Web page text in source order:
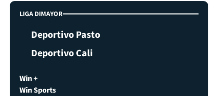
LIGA DIMAYOR
Deportivo Pasto
Deportivo Cali
Win +
Win Sports